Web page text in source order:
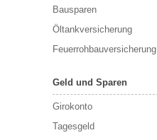
Bausparen
Öltankversicherung
Feuerrohbauversicherung
Geld und Sparen
Girokonto
Tagesgeld